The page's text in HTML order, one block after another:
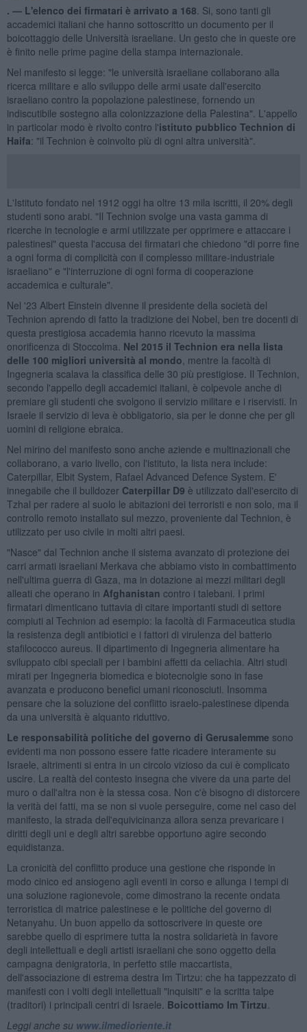
. — L'elenco dei firmatari è arrivato a 168 . Si, sono tanti gli
accademici italiani che hanno sottoscritto un documento per il
boicottaggio delle Università israeliane. Un gesto che in queste ore
è finito nelle prime pagine della stampa internazionale.
Nel manifesto si legge: "le università israeliane collaborano alla
ricerca militare e allo sviluppo delle armi usate dall'esercito
israeliano contro la popolazione palestinese, fornendo un
indiscutibile sostegno alla colonizzazione della Palestina". L'appello
in particolar modo è rivolto contro l'istituto pubblico Technion di
Haifa: "il Technion è coinvolto più di ogni altra università".
L'Istituto fondato nel 1912 oggi ha oltre 13 mila iscritti, il 20% degli
studenti sono arabi. "Il Technion svolge una vasta gamma di
ricerche in tecnologie e armi utilizzate per opprimere e attaccare i
palestinesi" questa l'accusa dei firmatari che chiedono "di porre fine
a ogni forma di complicità con il complesso militare-industriale
israeliano" e "l'interruzione di ogni forma di cooperazione
accademica e culturale".
Nel '23 Albert Einstein divenne il presidente della società del
Technion aprendo di fatto la tradizione dei Nobel, ben tre docenti di
questa prestigiosa accademia hanno ricevuto la massima
onorificenza di Stoccolma. Nel 2015 il Technion era nella lista
delle 100 migliori università al mondo , mentre la facoltà di
Ingegneria scalava la classifica delle 30 più prestigiose. Il Technion,
secondo l'appello degli accademici italiani, è colpevole anche di
premiare gli studenti che svolgono il servizio militare e i riservisti. In
Israele il servizio di leva è obbligatorio, sia per le donne che per gli
uomini di religione ebraica.
Nel mirino del manifesto sono anche aziende e multinazionali che
collaborano, a vario livello, con l'istituto, la lista nera include:
Caterpillar, Elbit System, Rafael Advanced Defence System. E'
innegabile che il bulldozer Caterpillar D9 è utilizzato dall'esercito di
Tzhal per radere al suolo le abitazioni dei terroristi e non solo, ma il
controllo remoto installato sul mezzo, proveniente dal Technion, è
utilizzato per uso civile in molti altri paesi.
"Nasce" dal Technion anche il sistema avanzato di protezione dei
carri armati israeliani Merkava che abbiamo visto in combattimento
nell'ultima guerra di Gaza, ma in dotazione ai mezzi militari degli
alleati che operano in Afghanistan contro i talebani. I primi
firmatari dimenticano tuttavia di citare importanti studi di settore
compiuti al Technion ad esempio: la facoltà di Farmaceutica studia
la resistenza degli antibiotici e i fattori di virulenza del batterio
stafilococco aureus. Il dipartimento di Ingegneria alimentare ha
sviluppato cibi speciali per i bambini affetti da celiachia. Altri studi
mirati per Ingegneria biomedica e biotecnolgie sono in fase
avanzata e producono benefici umani riconosciuti. Insomma
pensare che la soluzione del conflitto israelo-palestinese dipenda
da una università è alquanto riduttivo.
Le responsabilità politiche del governo di Gerusalemme sono
evidenti ma non possono essere fatte ricadere interamente su
Israele, altrimenti si entra in un circolo vizioso da cui è complicato
uscire. La realtà del contesto insegna che vivere da una parte del
muro o dall'altra non è la stessa cosa. Non c'è bisogno di distorcere
la verità dei fatti, ma se non si vuole perseguire, come nel caso del
manifesto, la strada dell'equivicinanza allora senza prevaricare i
diritti degli uni e degli altri sarebbe opportuno agire secondo
equidistanza.
La cronicità del conflitto produce una gestione che risponde in
modo cinico ed ansiogeno agli eventi in corso e allunga i tempi di
una soluzione ragionevole, come dimostrano la recente ondata
terroristica di matrice palestinese e le politiche del governo di
Netanyahu. Un buon appello da sottoscrivere in queste ore
sarebbe quello di esprimere tutta la nostra solidarietà in favore
degli intellettuali e degli artisti israeliani che sono oggetto della
campagna denigratoria, in perfetto stile maccartista,
dell'associazione di estrema destra Im Tirtzu: che ha tappezzato di
manifesti con i volti degli intellettuali "inquisiti" e la scritta talpe
(traditori) i principali centri di Israele. Boicottiamo Im Tirtzu
Leggi anche su www.ilmedioriente.it